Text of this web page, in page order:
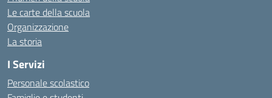
Le carte della scuola
Organizzazione
La storia
I Servizi
Personale scolastico